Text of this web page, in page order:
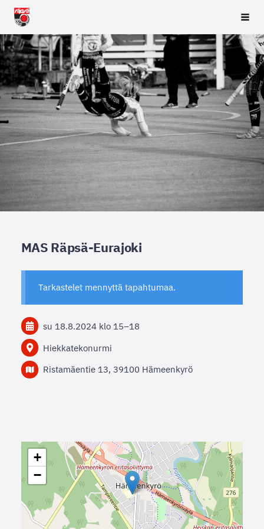
Siirry
sivun
sisältöön
Räpsä ry
MAS Räpsä-Eurajoki
Tarkastelet mennyttä tapahtumaa.
su 18.8.2024 klo 15–18
Hiekkatekonurmi
Ristamäentie 13, 39100 Hämeenkyrö
+
−